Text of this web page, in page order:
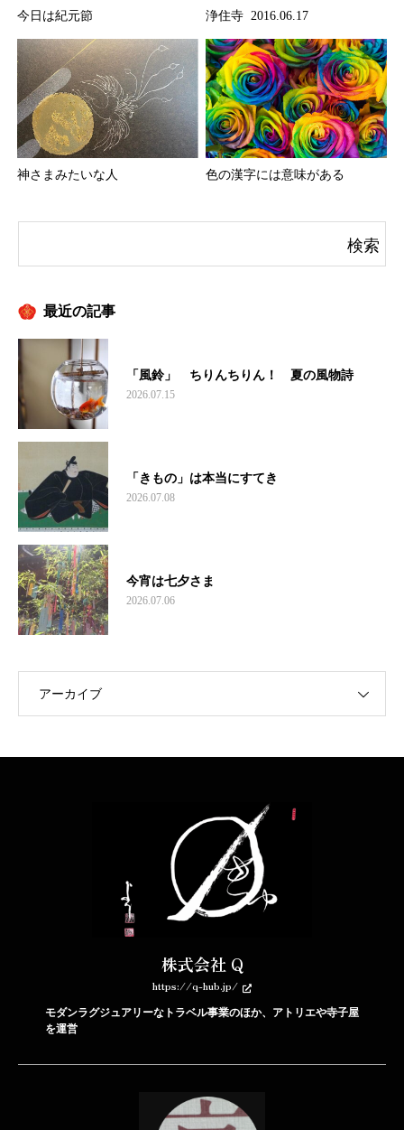
今日は紀元節 浄住寺 2016.06.17
神さまみたいな人 色の漢字には意味がある
最近の記事
「風鈴」 ちりんちりん！ 夏の風物詩
2026.07.15
「きもの」は本当にすてき
2026.07.08
今宵は七夕さま
2026.07.06
アーカイブ
株式会社 Q
https://q-hub.jp/
モダンラグジュアリーなトラベル事業のほか、アトリエや寺子屋
を運営